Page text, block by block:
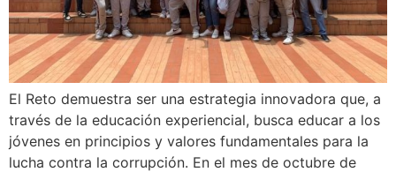
El Reto demuestra ser una estrategia innovadora que, a
través de la educación experiencial, busca educar a los
jóvenes en principios y valores fundamentales para la
lucha contra la corrupción. En el mes de octubre de